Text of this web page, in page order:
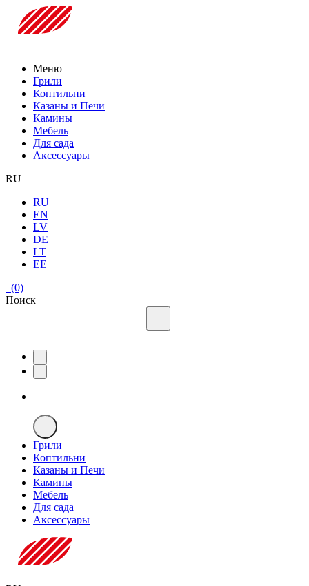
Меню
Грили
Коптильни
Казаны и Печи
Камины
Мебель
Для сада
Аксессуары
RU
RU
EN
LV
DE
LT
EE
(0)
Поиск
Грили
Коптильни
Казаны и Печи
Камины
Мебель
Для сада
Аксессуары